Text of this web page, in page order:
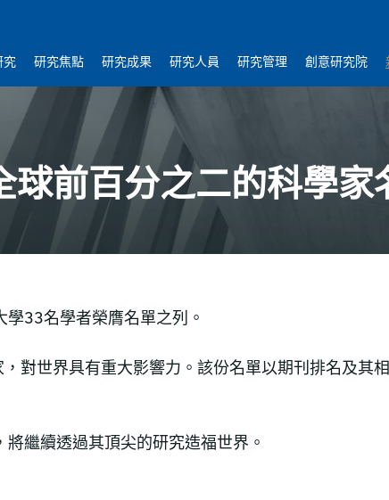
究 研究焦點 研究成果 研究人員 研究管理 創意研究院
前百分之二的科學家
33名學者榮膺名單之列。
對世界具有重大影響力。該份名單以期刊排名及其
繼續透過其頂尖的研究造福世界。